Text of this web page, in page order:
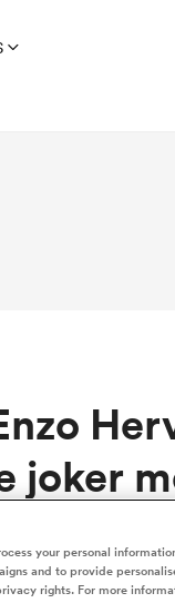
joker
your personal
and to provide
rights. For more